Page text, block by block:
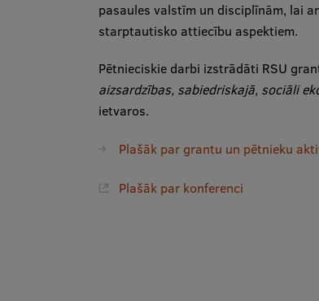
pasaules valstīm un disciplīnām, lai
starptautisko attiecību aspektiem.
Pētnieciskie darbi izstrādāti RSU
aizsardzības, sabiedriskajā, sociāli
ietvaros.
Plašāk par grantu un pētnieku
Plašāk par konferenci